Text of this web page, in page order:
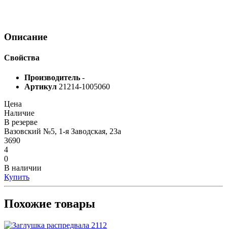
Описание
Свойства
Производитель -
Артикул 21214-1005060
Цена
Наличие
В резерве
Вазовский №5, 1-я Заводская, 23а
3690
4
0
В наличии
Купить
Похожие товары